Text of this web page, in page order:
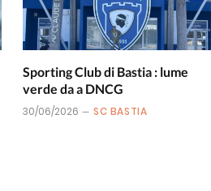
Sporting Club di Bastia : lume
verde da a DNCG
30/06/2026 SC BASTIA